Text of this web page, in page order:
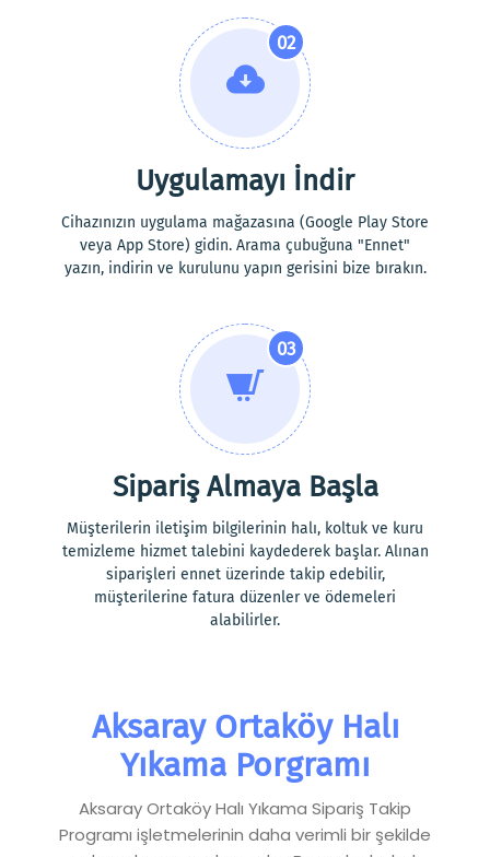
02
Uygulamayı İndir
Cihazınızın uygulama mağazasına (Google Play Store
veya App Store) gidin. Arama çubuğuna "Ennet"
yazın, indirin ve kurulunu yapın gerisini bize bırakın.
03
Sipariş Almaya Başla
Müşterilerin iletişim bilgilerinin halı, koltuk ve kuru
temizleme hizmet talebini kaydederek başlar. Alınan
siparişleri ennet üzerinde takip edebilir,
müşterilerine fatura düzenler ve ödemeleri
alabilirler.
Aksaray Ortaköy Halı
Yıkama Porgramı
Aksaray Ortaköy Halı Yıkama Sipariş Takip
Programı işletmelerinin daha verimli bir şekilde